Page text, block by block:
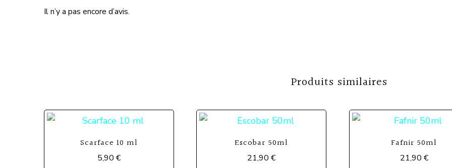
Il n’y a pas encore d’avis.
Produits similaires
Scarface 10 ml
5,90 €
Escobar 50ml
21,90€
Fafnir 50ml
21,90 €